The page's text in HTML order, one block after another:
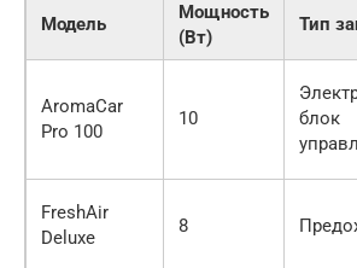
Модель
Мощность
(Вт)
Тип
AromaCar
Pro 100
10
блок
FreshAir
Deluxe
8